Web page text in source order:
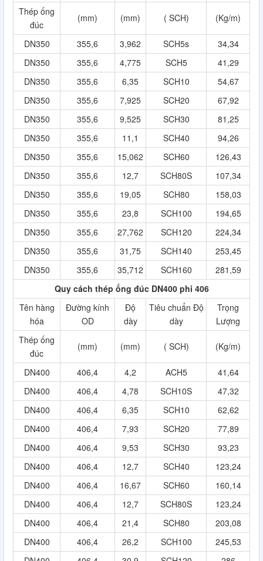
Thép ống
đúc
(mm) (mm) ( SCH) (Kg/m)
DN350 355,6 3,962 SCH5s
34,34
DN350
355,6 4,775 SCH5
41,29
DN350
355,6 6,35 SCH10
54,67
DN350
355,6 7,925 SCH20
67,92
DN350
355,6 9,525 SCH30
81,25
DN350
355,6 11,1 SCH40
94,26
DN350
355,6 15,062 SCH60
126,43
DN350
355,6 12,7 SCH80S
107,34
DN350
355,6 19,05 SCH80
158,03
DN350
355,6 23,8 SCH100
194,65
DN350
355,6 27,762 SCH120
224,34
DN350
355,6 31,75 SCH140
253,45
DN350
355,6 35,712 SCH160
281,59
Quy cách thép ống đúc DN400 phi 406
Tên hàng
hóa
Đường kính
OD
Độ
dày
Tiêu chuẩn Độ
dày
Trọng
Lượng
Thép ống
đúc
(mm) (mm) ( SCH) (Kg/m)
DN400 406,4 4,2 ACH5
41,64
DN400
406,4 4,78 SCH10S
47,32
DN400
406,4 6,35 SCH10
62,62
DN400
406,4 7,93 SCH20
77,89
DN400
406,4 9,53 SCH30
93,23
DN400
406,4 12,7 SCH40
123,24
DN400
406,4 16,67 SCH60
160,14
DN400
406,4 12,7 SCH80S
123,24
DN400
406,4 21,4 SCH80
203,08
DN400
406,4 26,2 SCH100
245,53